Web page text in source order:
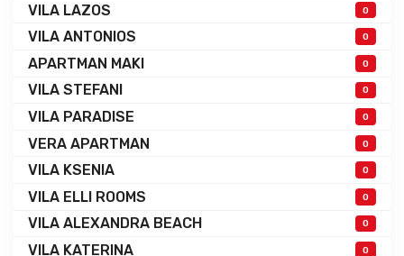
VILA LAZOS 0
VILA ANTONIOS 0
APARTMAN MAKI 0
VILA STEFANI 0
VILA PARADISE 0
VERA APARTMAN 0
VILA KSENIA 0
VILA ELLI ROOMS 0
VILA ALEXANDRA BEACH 0
VILA KATERINA 0